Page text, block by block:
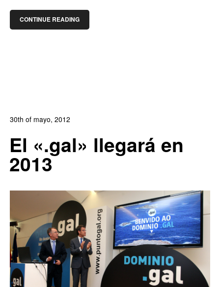
CONTINUE READING
30th of mayo, 2012
0
El «.gal» llegará en
2013